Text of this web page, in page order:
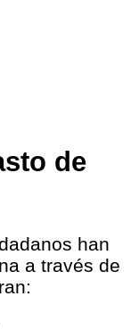
de
han
a través de